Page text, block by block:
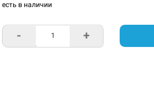
есть в наличии
- +